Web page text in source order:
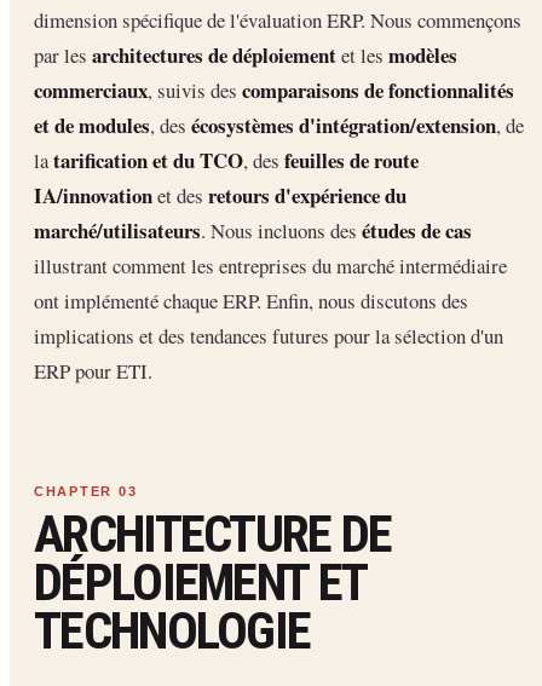
dimension spécifique de l'évaluation ERP. Nous commençons
par les architectures de déploiementet les modèles
commerciaux, suivis des comparaisons de fonctionnalités
et de modules, des écosystèmes d'intégration/extension, de
latarification et du TCO, des feuilles de route
IA/innovationet des retours d'expérience du
marché/utilisateurs. Nous incluons des études de cas
illustrant comment les entreprises du marché intermédiaire
ont implémenté chaque ERP. Enfin, nous discutons des
implications et des tendances futures pour la sélection d'un
ERP pour ETI.
ARCHITECTURE DE
DÉPLOIEMENT ET
TECHNOLOGIE